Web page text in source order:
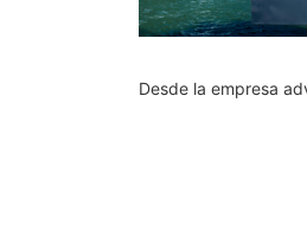
Desde la empresa